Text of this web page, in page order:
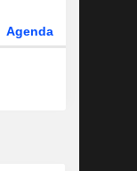
Agenda